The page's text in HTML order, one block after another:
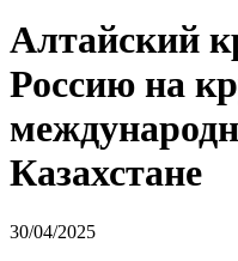
Алтайский
Россию на
Казахстане
30/04/2025